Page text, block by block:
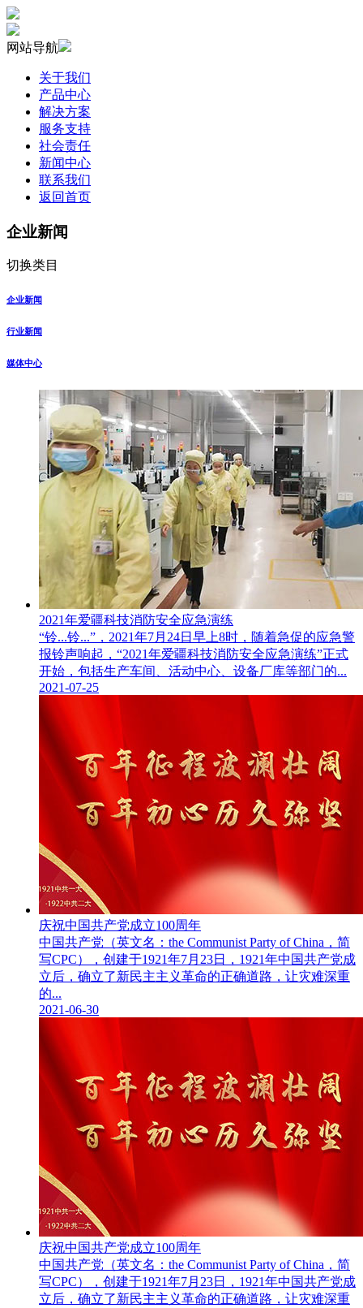
网站导航
关于我们
产品中心
解决方案
服务支持
社会责任
新闻中心
联系我们
返回首页
企业新闻
切换类目
企业新闻
行业新闻
媒体中心
2021年爱疆科技消防安全应急演练
“铃...铃...”，2021年7月24日早上8时，随着急促的应急警
报铃声响起，“2021年爱疆科技消防安全应急演练”正式
开始，包括生产车间、活动中心、设备厂库等部门的...
2021-07-25
庆祝中国共产党成立100周年
中国共产党（英文名：the Communist Party of China，简
写CPC），创建于1921年7月23日，1921年中国共产党成
立后，确立了新民主主义革命的正确道路，让灾难深重
的...
2021-06-30
庆祝中国共产党成立100周年
中国共产党（英文名：the Communist Party of China，简
写CPC），创建于1921年7月23日，1921年中国共产党成
立后，确立了新民主主义革命的正确道路，让灾难深重